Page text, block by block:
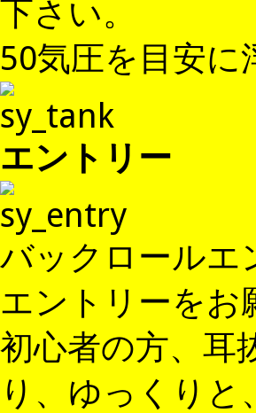
下さい。
50気圧を目安
エントリー
バックロールエ
エントリーをお
初心者の方、耳
り、ゆっくり